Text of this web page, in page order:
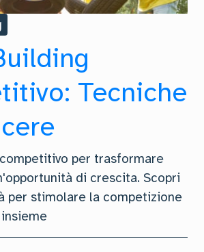
Tecniche
per trasformare
di crescita. Scopri
per stimolare la competizione